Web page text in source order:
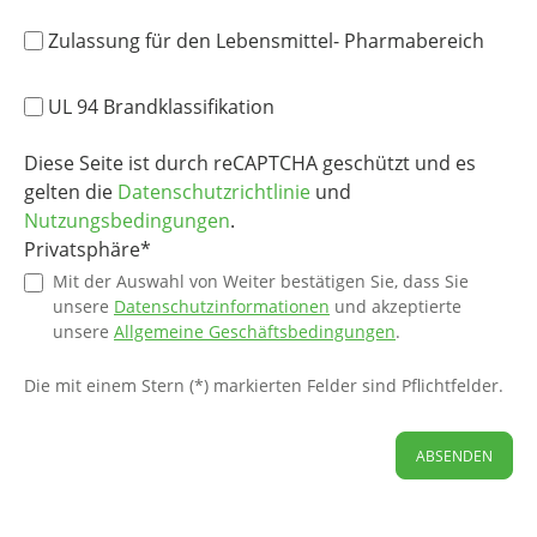
nach Zeichnung.
KunststoffplattenundKunststoffrundstangen
Frästeile undDrehteile
FAQ Werkstoffkunde
Worin liegt der Unterschied zwischen
PE300, PE500 und PE1000?
Die Typen unterscheiden sich vor allem im
Molekulargewicht. Mit steigendem Typ steigt die
Verschleiß. Für einfache Bauteile passt PE300, für
robuste technische Teile PE500, für Gleit und
Zulassung für den Lebensmittel- Pharmabereich
UL 94 Brandklassifikation
Diese Seite ist durch reCAPTCHA geschützt und es
gelten die Datenschutzrichtlinie und
Nutzungsbedingungen.
Privatsphäre*
Mit der Auswahl von Weiter bestätigen Sie, dass Sie
unsere Datenschutzinformationen und akzeptierte
unsere Allgemeine Geschäftsbedingungen.
Die mit einem Stern (*) markierten Felder sind Pflichtfelder.
ABSENDEN